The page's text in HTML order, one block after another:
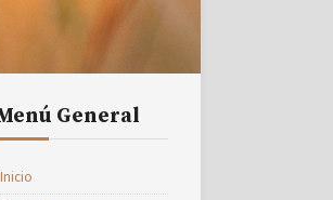
General
Inicio